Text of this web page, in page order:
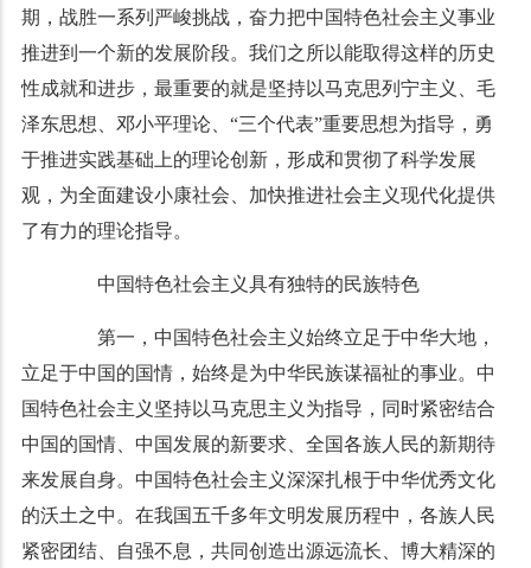
期，战胜一系列严峻挑战，奋力把中国特色社会主义事业
推进到一个新的发展阶段。我们之所以能取得这样的历史
性成就和进步，最重要的就是坚持以马克思列宁主义、毛
泽东思想、邓小平理论、“三个代表”重要思想为指导，勇
于推进实践基础上的理论创新，形成和贯彻了科学发展
观，为全面建设小康社会、加快推进社会主义现代化提供
了有力的理论指导。
中国特色社会主义具有独特的民族特色
第一，中国特色社会主义始终立足于中华大地，
立足于中国的国情，始终是为中华民族谋福祉的事业。中
国特色社会主义坚持以马克思主义为指导，同时紧密结合
中国的国情、中国发展的新要求、全国各族人民的新期待
来发展自身。中国特色社会主义深深扎根于中华优秀文化
的沃土之中。在我国五千多年文明发展历程中，各族人民
紧密团结、自强不息，共同创造出源远流长、博大精深的